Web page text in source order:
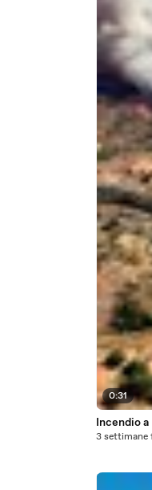
0:31
Incendio
3 settimane